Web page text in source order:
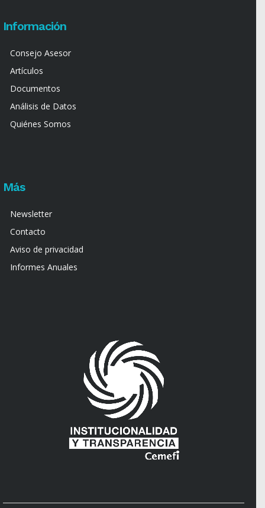
Información
Consejo Asesor
Artículos
Documentos
Análisis de Datos
Quiénes Somos
Más
Newsletter
Contacto
Aviso de privacidad
Informes Anuales